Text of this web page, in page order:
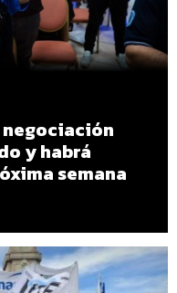
negociación
y habrá
semana